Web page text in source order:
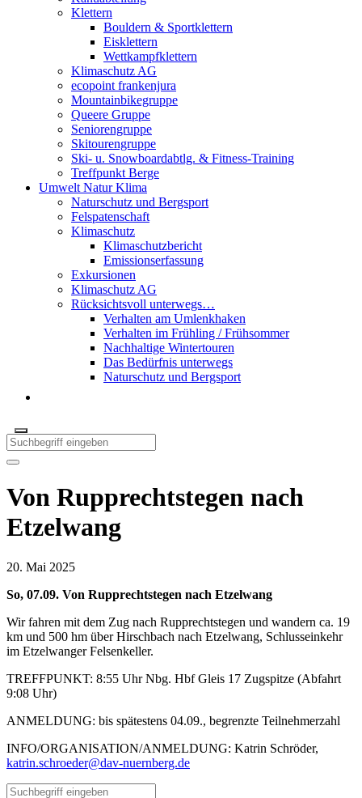
Klettern
Bouldern & Sportklettern
Eisklettern
Wettkampfklettern
Klimaschutz AG
ecopoint frankenjura
Mountainbikegruppe
Queere Gruppe
Seniorengruppe
Skitourengruppe
Ski- u. Snowboardabtlg. & Fitness-Training
Treffpunkt Berge
Umwelt Natur Klima
Naturschutz und Bergsport
Felspatenschaft
Klimaschutz
Klimaschutzbericht
Emissionserfassung
Exkursionen
Klimaschutz AG
Rücksichtsvoll unterwegs…
Verhalten am Umlenkhaken
Verhalten im Frühling / Frühsommer
Nachhaltige Wintertouren
Das Bedürfnis unterwegs
Naturschutz und Bergsport
Von Rupprechtstegen nach
Etzelwang
20. Mai 2025
So, 07.09. Von Rupprechtstegen nach Etzelwang
Wir fahren mit dem Zug nach Rupprechtstegen und wandern ca. 19
km und 500 hm über Hirschbach nach Etzelwang, Schlusseinkehr
im Etzelwanger Felsenkeller.
TREFFPUNKT: 8:55 Uhr Nbg. Hbf Gleis 17 Zugspitze (Abfahrt
9:08 Uhr)
ANMELDUNG: bis spätestens 04.09., begrenzte Teilnehmerzahl
INFO/ORGANISATION/ANMELDUNG: Katrin Schröder,
katrin.schroeder@dav-nuernberg.de